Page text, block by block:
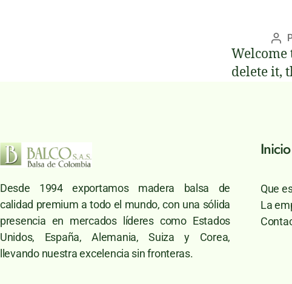
Welcome
delete it,
Desde 1994 exportamos madera balsa de
calidad premium a todo el mundo, con una sólida
presencia en mercados líderes como Estados
Unidos, España, Alemania, Suiza y Corea,
llevando nuestra excelencia sin fronteras.
Inicio
Que
La